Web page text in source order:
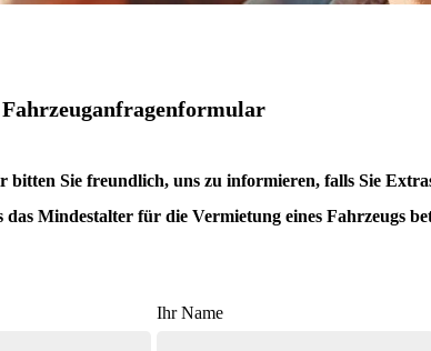
Fahrzeuganfragenformular
Sie freundlich, uns zu informieren, falls Sie
Mindestalter für die Vermietung eines Fahrzeugs
Ihr Name